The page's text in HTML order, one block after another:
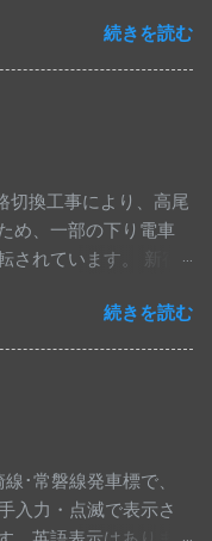
と交互に設定されて
、過去の表示もまと
続きを読む
切換工事により、高尾
め、一部の下り電車
されています。 新宿
ました。 武蔵小金井
す。 レア行先でもき
きが夕方に1本のみ
京・神田駅の発車標
備工事のため、中央
続きを読む
･常磐線発車標で、
入力・点滅で表示さ